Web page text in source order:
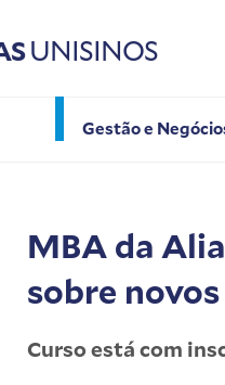
UNISINOS
Gestão e
MBA da
sobre
Curso está com